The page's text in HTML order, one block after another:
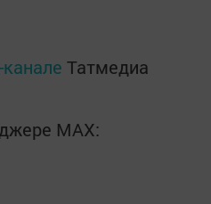
Татмедиа
MАХ: